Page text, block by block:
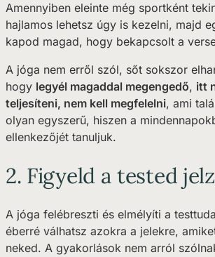
Amennyiben eleinte még sportként
hajlamos lehetsz úgy is kezelni, majd
kapod magad, hogy bekapcsolt a
A jóga nem erről szól, sőt sokszor
hogy legyél magaddal megengedő, itt
teljesíteni, nem kell megfelelni, ami
olyan egyszerű, hiszen a
ellenkezőjét tanuljuk.
2. Figyeld a tested
A jóga felébreszti és elmélyíti a
éberré válhatsz azokra a jelekre,
neked. A gyakorlások nem arról